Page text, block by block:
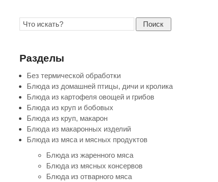
Поиск
Разделы
Без термической обработки
Блюда из домашней птицы, дичи и кролика
Блюда из картофеля овощей и грибов
Блюда из круп и бобовых
Блюда из круп, макарон
Блюда из макаронных изделий
Блюда из мяса и мясных продуктов
Блюда из жаренного мяса
Блюда из мясных консервов
Блюда из отварного мяса